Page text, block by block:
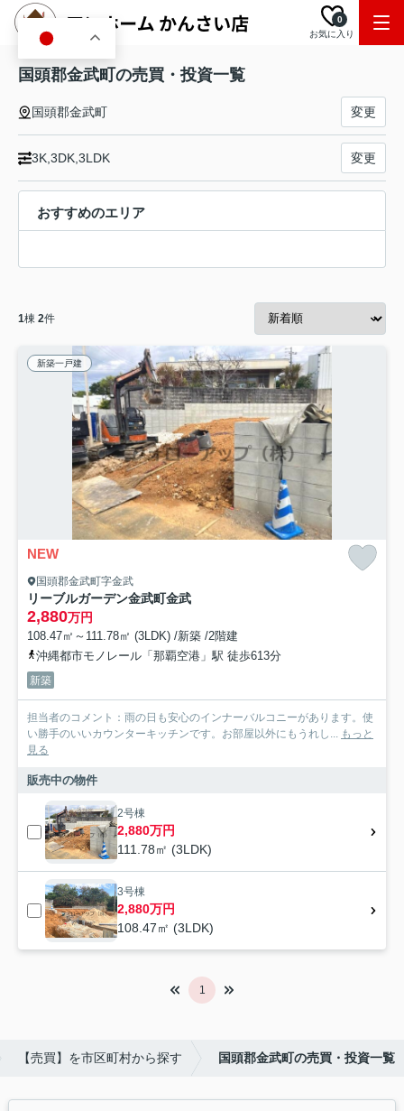
お気に入り
0
国頭郡金武町の売買・投資一覧
国頭郡金武町 変更
3K,3DK,3LDK 変更
おすすめのエリア
1棟 2件
新築一戸建
NEW
国頭郡金武町字金武
リーブルガーデン金武町金武
2,880万円
108.47㎡～111.78㎡ (3LDK) /新築 /2階建
沖縄都市モノレール「那覇空港」駅 徒歩613分
新築
担当者のコメント：雨の日も安心のインナーバルコニーがあります。使
い勝手のいいカウンターキッチンです。お部屋以外にもうれし... もっと
見る
販売中の物件
2号棟
2,880万円
111.78㎡ (3LDK)
3号棟
2,880万円
108.47㎡ (3LDK)
1
【売買】を市区町村から探す 国頭郡金武町の売買・投資一覧